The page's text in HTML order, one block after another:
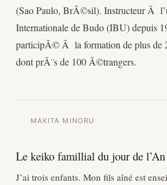
(Sao Paulo, BrÃ©sil). Instructeur Ã
Internationale de Budo (IBU) depuis
participÃ© Ã la formation de plus de
dont prÃ¨s de 100 Ã©trangers.
MAKITA MINORU
Le keiko famillial du jour de l’An
J’ai trois enfants. Mon fils aîné est